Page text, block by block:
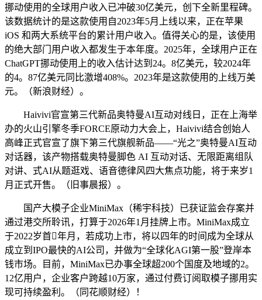
挪动使用的全球用户收入已冲破30亿美元，创下全新里程碑。
该数据统计的是这款使用自2023年5月上线以来，正在苹果
iOS 和两大系统平台的累计用户收入。值得关心的是，该使用
的绝大部门用户收入都发生于本年度。2025年，全球用户正在
ChatGPT挪动使用上的收入估计达到24。8亿美元，较2024年
的4。87亿美元同比激增408%。2023年是这款使用的上线万美
元。（新浪财经）。
Haivivi官宣第三代新品奥特曼AI互动对线日，正在上海举
办的火山引擎冬季FORCE原动力大会上，Haivivi结合创始人
高峰正式官宣了旗下第三代旗舰新品——“光之”奥特曼AI互动
对话器，该产物搭载奥特曼脚色 AI 互动对话、无限距离组队
对讲、式AI从题逛戏、语音德律风四大焦点功能，将于来岁1
月正式开售。（旧事晨报）。
国产大模子企业MiniMax（稀宇科技）已获证监会存案并
通过港交所聆讯，打算于2026年1月挂牌上市。MiniMax成立
于2022岁首年月，若成功上市，将以四年的时间成为全球从
成立到IPO最快的AI公司，并做为“全球化AGI第一股”登岸本
钱市场。目前，MiniMax已办事全球超200个国度及地域的2。
12亿用户，企业客户跨越10万家，通过付费订阅取模子挪用实
现可持续盈利。（同花顺财经）！